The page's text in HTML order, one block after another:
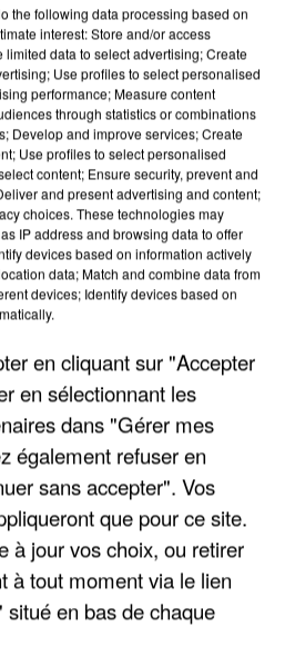
CANICULES, LES REFUGES
SONT...
the following data processing based on
interest: Store and/or access
data to select advertising; Create
Use profiles to select personalised
performance; Measure content
through statistics or combinations
Develop and improve services; Create
Use profiles to select personalised
content; Ensure security, prevent and
and present advertising and content;
choices. These technologies may
IP address and browsing data to offer
devices based on information actively
data; Match and combine data from
devices; Identify devices based on
en cliquant sur "Accepter
en sélectionnant les
dans "Gérer mes
également refuser en
sans accepter". Vos
que pour ce site.
à jour vos choix, ou retirer
à tout moment via le lien
en bas de chaque